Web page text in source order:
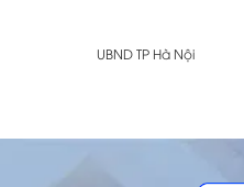
UBND TP Hà Nội